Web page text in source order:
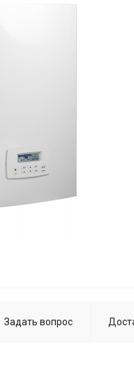
Задать вопрос